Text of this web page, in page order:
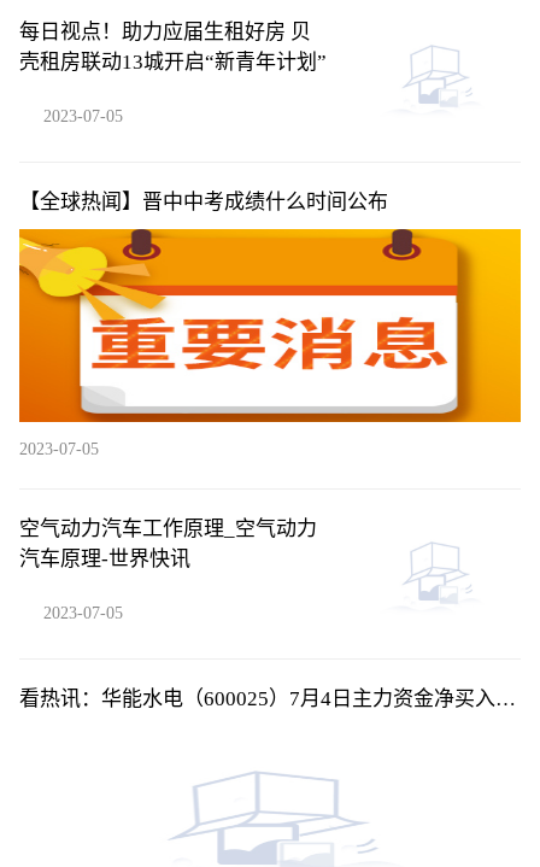
每日视点！助力应届生租好房 贝
壳租房联动13城开启“新青年计划”
2023-07-05
【全球热闻】晋中中考成绩什么时间公布
2023-07-05
空气动力汽车工作原理_空气动力
汽车原理-世界快讯
2023-07-05
看热讯：华能水电（600025）7月4日主力资金净买入